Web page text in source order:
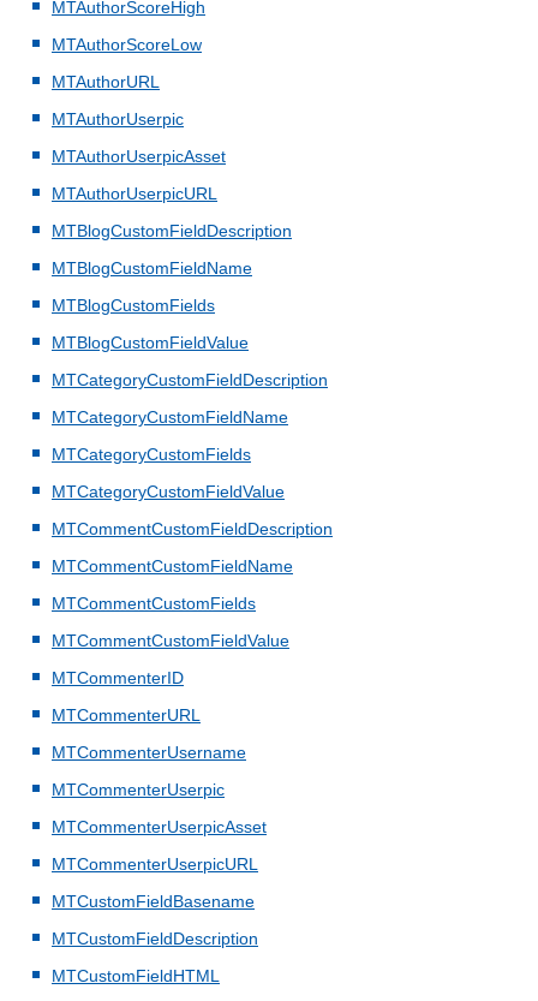
MTAuthorScoreHigh
MTAuthorScoreLow
MTAuthorURL
MTAuthorUserpic
MTAuthorUserpicAsset
MTAuthorUserpicURL
MTBlogCustomFieldDescription
MTBlogCustomFieldName
MTBlogCustomFields
MTBlogCustomFieldValue
MTCategoryCustomFieldDescription
MTCategoryCustomFieldName
MTCategoryCustomFields
MTCategoryCustomFieldValue
MTCommentCustomFieldDescription
MTCommentCustomFieldName
MTCommentCustomFields
MTCommentCustomFieldValue
MTCommenterID
MTCommenterURL
MTCommenterUsername
MTCommenterUserpic
MTCommenterUserpicAsset
MTCommenterUserpicURL
MTCustomFieldBasename
MTCustomFieldDescription
MTCustomFieldHTML